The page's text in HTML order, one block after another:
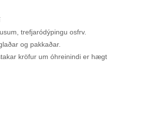
trefjaródýpingu osfrv.
og pakkaðar.
kröfur um óhreinindi er hægt